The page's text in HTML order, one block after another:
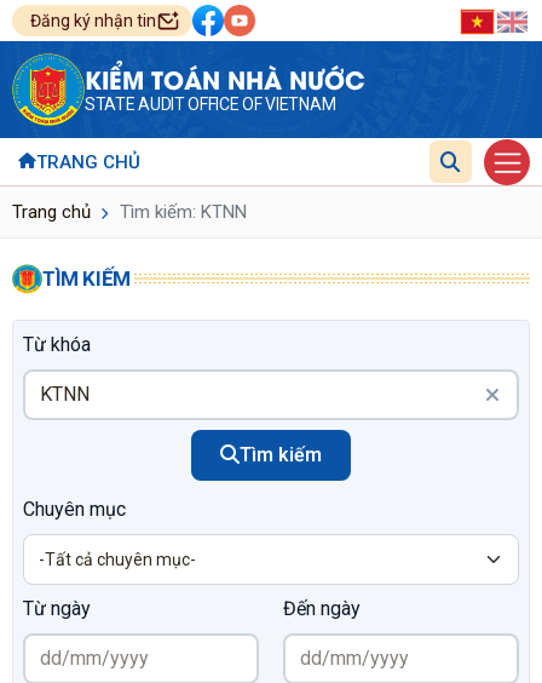
Đăng ký nhận tin
KIỂM TOÁN NHÀ NƯỚC
STATE AUDIT OFFICE OF VIETNAM
TRANG CHỦ
Trang chủ Tìm kiếm: KTNN
TÌM KIẾM
Từ khóa
Tìm kiếm
Chuyên mục
Từ ngày Đến ngày